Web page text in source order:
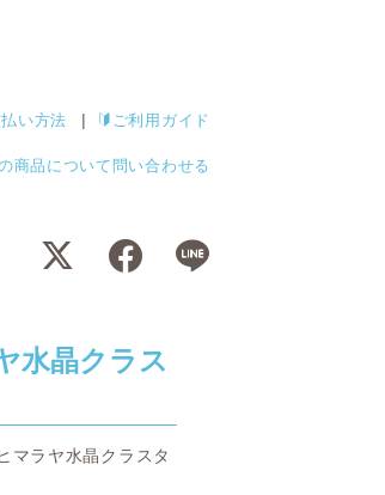
い方法 ご利用ガイド
商品について問い合わせる
水晶クラス
マラヤ水晶クラスタ